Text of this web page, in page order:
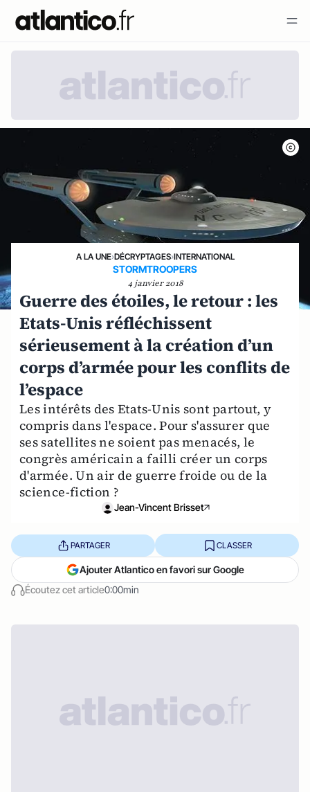
A LA UNE›DÉCRYPTAGES›INTERNATIONAL
STORMTROOPERS
4 janvier 2018
Guerre des étoiles, le retour : les
Etats-Unis réfléchissent
sérieusement à la création d’un
corps d’armée pour les conflits de
l’espace
Les intérêts des Etats-Unis sont partout, y
compris dans l'espace. Pour s'assurer que
ses satellites ne soient pas menacés, le
congrès américain a failli créer un corps
d'armée. Un air de guerre froide ou de la
science-fiction ?
Jean-Vincent Brisset
Écoutez cet article0:00min
PARTAGER CLASSER
Ajouter Atlantico en favori sur Google